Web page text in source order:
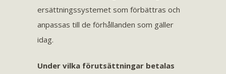
ersättningssystemet som förbättras och
anpassas till de förhållanden som gäller
idag.
Under vilka förutsättningar betalas